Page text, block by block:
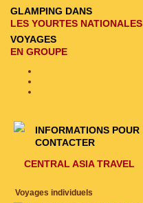
GLAMPING DANS
LES YOURTES NATIONALES
VOYAGES
EN GROUPE
INFORMATIONS POUR
CONTACTER
CENTRAL ASIA TRAVEL
Voyages individuels